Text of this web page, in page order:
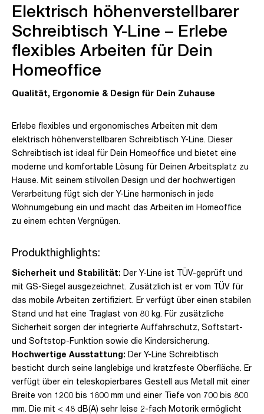
Elektrisch höhenverstellbarer
Schreibtisch Y-Line – Erlebe
flexibles Arbeiten für Dein
Homeoffice
Qualität, Ergonomie & Design für Dein Zuhause
Erlebe flexibles und ergonomisches Arbeiten mit dem
elektrisch höhenverstellbaren Schreibtisch Y-Line. Dieser
Schreibtisch ist ideal für Dein Homeoffice und bietet eine
moderne und komfortable Lösung für Deinen Arbeitsplatz zu
Hause. Mit seinem stilvollen Design und der hochwertigen
Verarbeitung fügt sich der Y-Line harmonisch in jede
Wohnumgebung ein und macht das Arbeiten im Homeoffice
zu einem echten Vergnügen.
Produkthighlights:
Sicherheit und Stabilität: Der Y-Line ist TÜV-geprüft und
mit GS-Siegel ausgezeichnet. Zusätzlich ist er vom TÜV für
das mobile Arbeiten zertifiziert. Er verfügt über einen stabilen
Stand und hat eine Traglast von 80 kg. Für zusätzliche
Sicherheit sorgen der integrierte Auffahrschutz, Softstart-
und Softstop-Funktion sowie die Kindersicherung.
Hochwertige Ausstattung: Der Y-Line Schreibtisch
besticht durch seine langlebige und kratzfeste Oberfläche. Er
verfügt über ein teleskopierbares Gestell aus Metall mit einer
Breite von 1200 bis 1800 mm und einer Tiefe von 700 bis 800
mm. Die mit < 48 dB(A) sehr leise 2-fach Motorik ermöglicht